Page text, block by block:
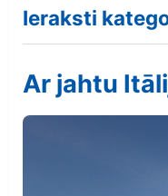
Ieraksti
Ar jahtu